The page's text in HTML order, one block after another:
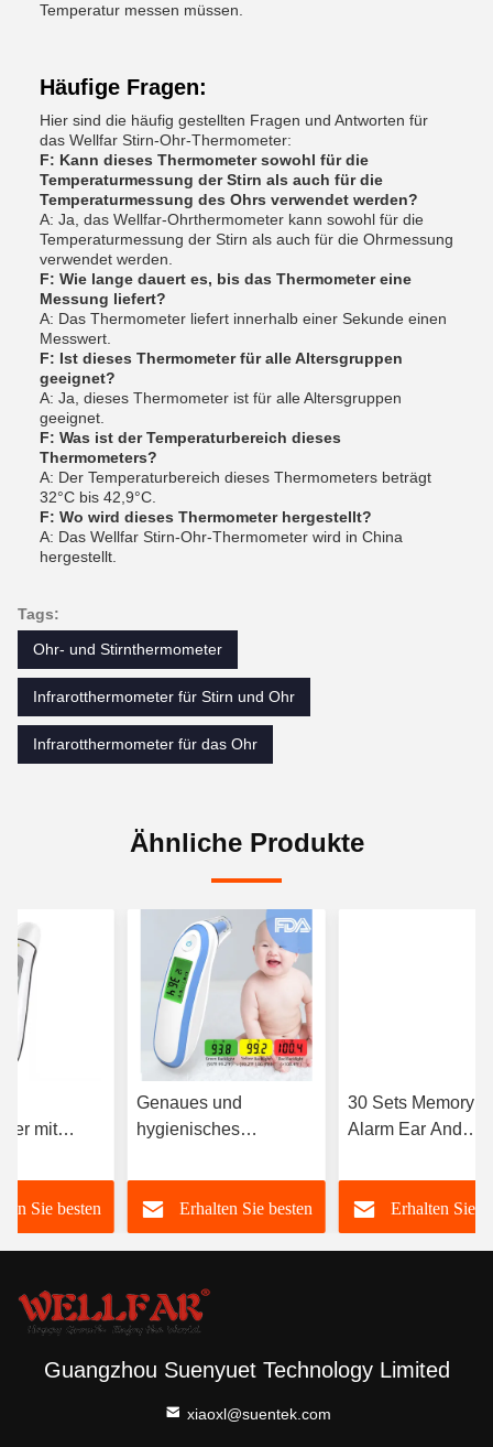
Temperatur messen müssen.
Häufige Fragen:
Hier sind die häufig gestellten Fragen und Antworten für
das Wellfar Stirn-Ohr-Thermometer:
F: Kann dieses Thermometer sowohl für die
Temperaturmessung der Stirn als auch für die
Temperaturmessung des Ohrs verwendet werden?
A: Ja, das Wellfar-Ohrthermometer kann sowohl für die
Temperaturmessung der Stirn als auch für die Ohrmessung
verwendet werden.
F: Wie lange dauert es, bis das Thermometer eine
Messung liefert?
A: Das Thermometer liefert innerhalb einer Sekunde einen
Messwert.
F: Ist dieses Thermometer für alle Altersgruppen
geeignet?
A: Ja, dieses Thermometer ist für alle Altersgruppen
geeignet.
F: Was ist der Temperaturbereich dieses
Thermometers?
A: Der Temperaturbereich dieses Thermometers beträgt
32°C bis 42,9°C.
F: Wo wird dieses Thermometer hergestellt?
A: Das Wellfar Stirn-Ohr-Thermometer wird in China
hergestellt.
Tags:
Ohr- und Stirnthermometer
Infrarotthermometer für Stirn und Ohr
Infrarotthermometer für das Ohr
Ähnliche Produkte
mit
Sie besten
Genaues und
hygienisches
Ohrthermometer für
Fieberuntersuchungen
Erhalten Sie besten
30 Sets Memory
Alarm Ear And
Thermometer 3
cm
Erhalten Sie
Guangzhou Suenyuet Technology Limited
xiaoxl@suentek.com